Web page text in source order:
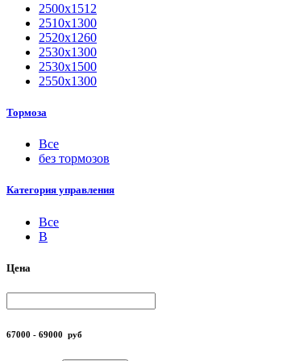
2500х1512
2510х1300
2520х1260
2530х1300
2530х1500
2550х1300
Тормоза
Все
без тормозов
Категория управления
Все
B
Цена
67000 - 69000 руб